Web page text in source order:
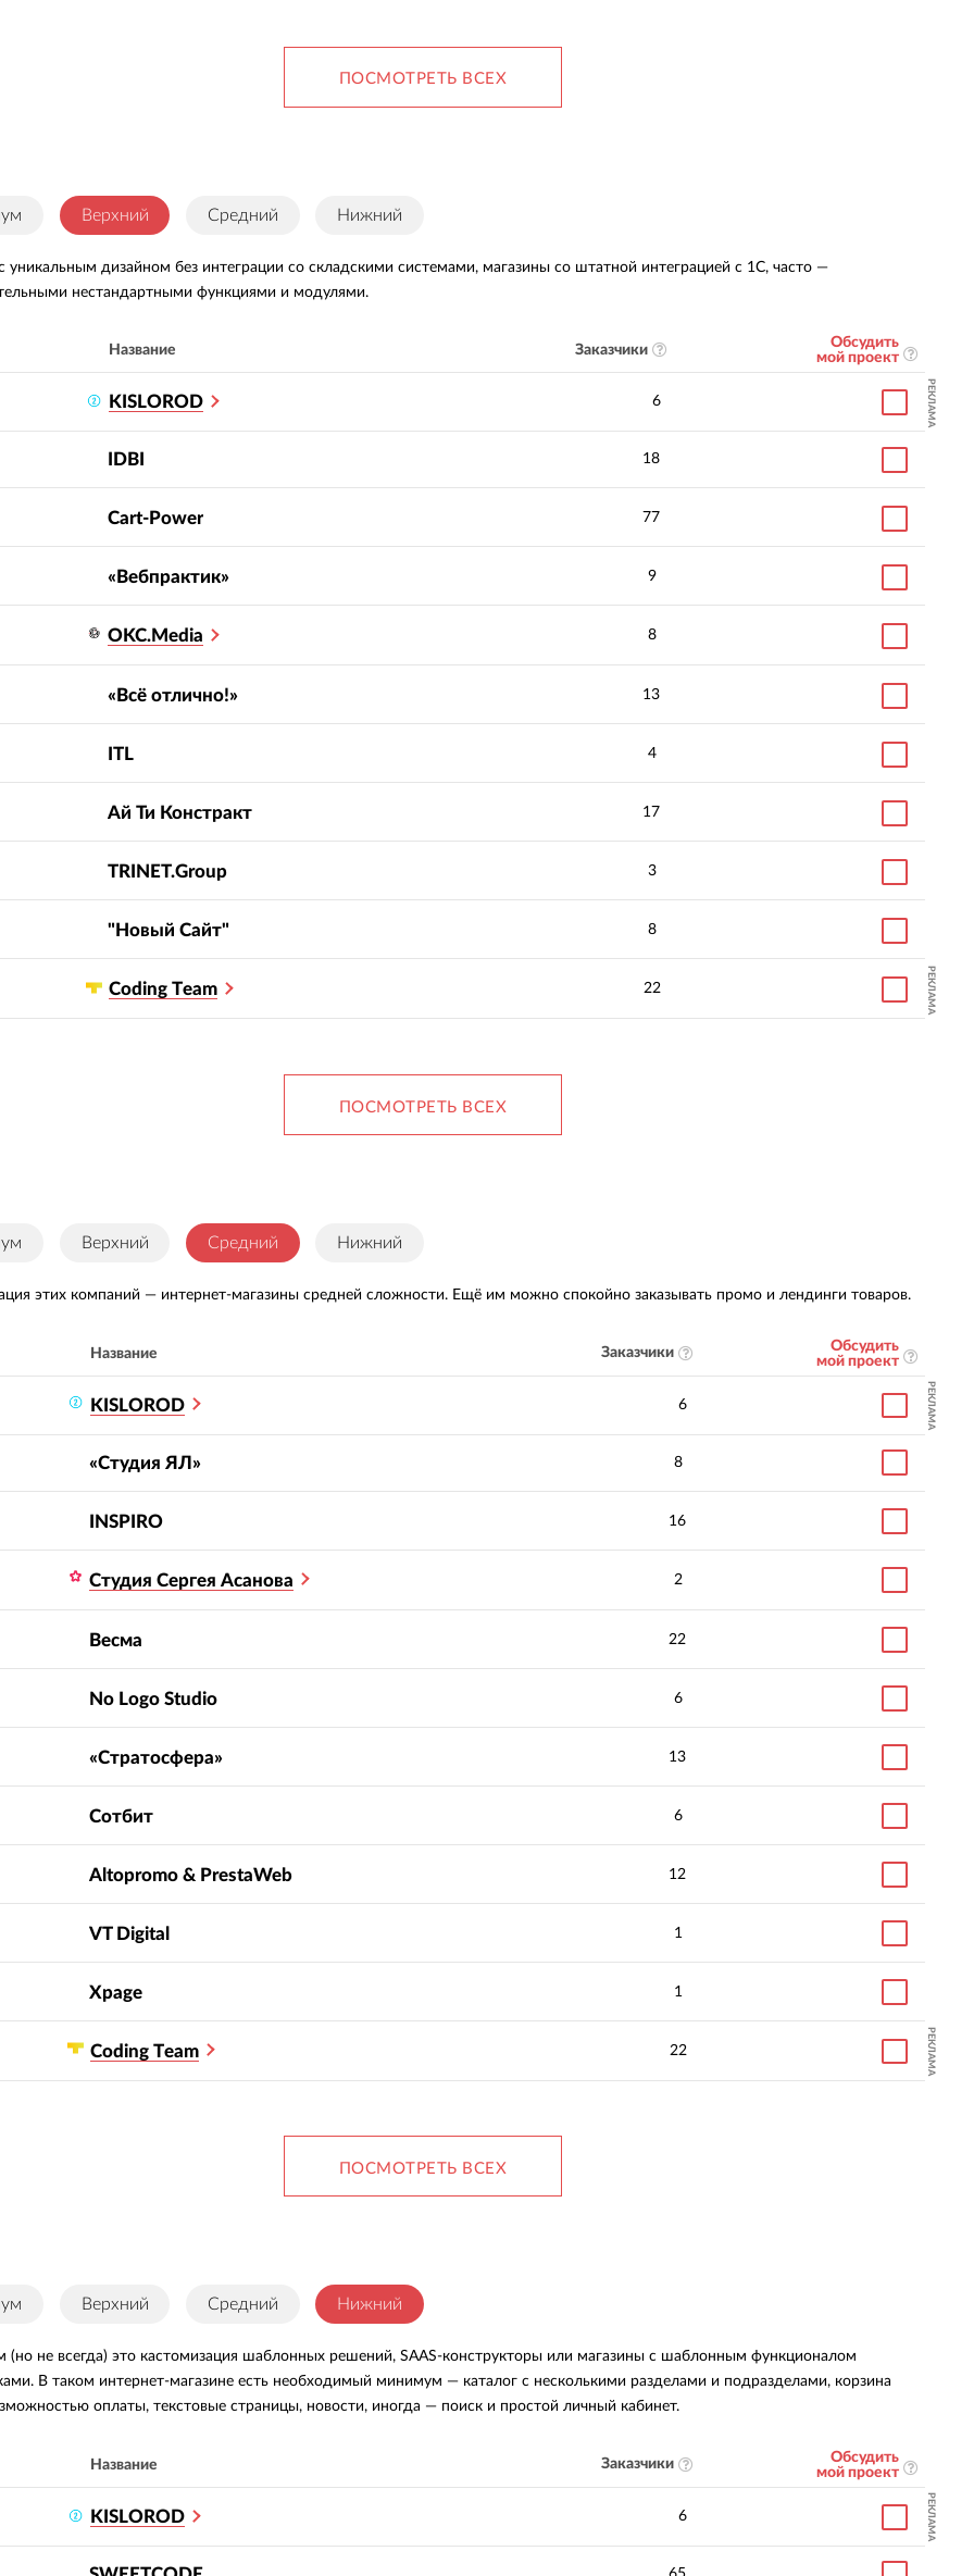
ПОСМОТРЕТЬ ВСЕХ
Верхний Средний Нижний
уникальным дизайном без интеграции со складскими системами, магазины со штатной интеграцией с 1С, часто —
нестандартными функциями и модулями.
Название Заказчики
Обсудить
мой проект
KISLOROD 6 РЕКЛАМА
IDBI 18
Cart-Power 77
«Вебпрактик» 9
OKC.Media 8
«Всё отлично!» 13
ITL 4
Ай Ти Констракт 17
TRINET.Group 3
"Новый Cайт" 8
Сoding Тeam 22 РЕКЛАМА
ПОСМОТРЕТЬ ВСЕХ
Верхний Средний Нижний
этих компаний — интернет-магазины средней сложности. Ещё им можно спокойно заказывать промо и лендинги товаров.
Название Заказчики
Обсудить
мой проект
KISLOROD 6 РЕКЛАМА
«Студия ЯЛ» 8
INSPIRO 16
Студия Сергея Асанова 2
Весма 22
No Logo Studio 6
«Стратосфера» 13
Сотбит 6
Altopromo & PrestaWeb 12
VT Digital 1
Xpage 1
Сoding Тeam 22 РЕКЛАМА
ПОСМОТРЕТЬ ВСЕХ
Верхний Средний Нижний
(но не всегда) это кастомизация шаблонных решений, SAAS-конструкторы или магазины с шаблонным функционалом
В таком интернет-магазине есть необходимый минимум — каталог с несколькими разделами и подразделами, корзина
оплаты, текстовые страницы, новости, иногда — поиск и простой личный кабинет.
Название Заказчики
Обсудить
мой проект
KISLOROD 6 РЕКЛАМА